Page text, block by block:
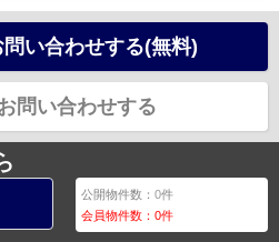
い合わせする(無料)
問い合わせする
公開物件数：0件
会員物件数：0件